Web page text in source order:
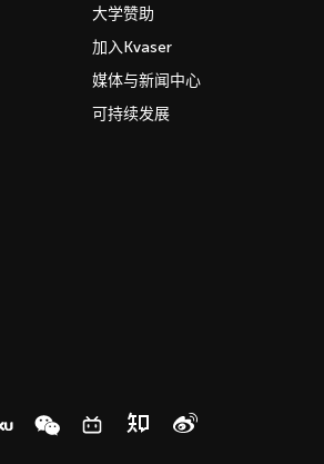
大学赞助
加入Kvaser
媒体与新闻中心
可持续发展